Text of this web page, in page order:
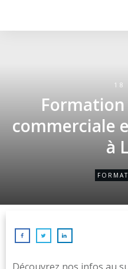
18
commerciale
à